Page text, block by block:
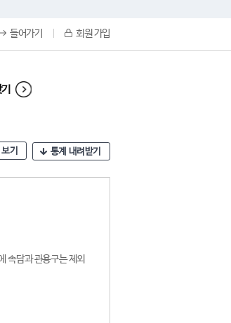
들어가기 회원 가입
기 통계 내려받기
속담과 관용구는 제외